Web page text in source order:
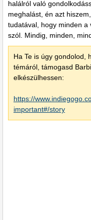
halálról való
meghalást, én azt
tudatával, hogy minden
szól. Mindig, minden,
Ha Te is úgy gondolod,
témáról, támogasd
elkészülhessen:
https://
important#/story